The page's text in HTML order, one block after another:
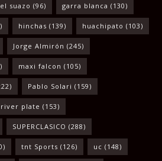
suazo (96) garra blanca (130)
hinchas (139) huachipato (103)
Jorge Almirón (245)
maxi falcon (105)
Pablo Solari (159)
river plate (153)
SUPERCLASICO (288)
tnt Sports (126) uc (148)